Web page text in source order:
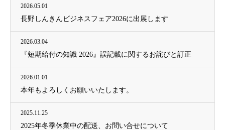
2026.05.01
長野しんきんビジネスフェア2026に出展します
2026.03.04
『短期給付の知識 2026』誤記載に関するお詫びと訂正
2026.01.01
本年もよろしくお願いいたします。
2025.11.25
2025年冬季休業中の配送、お問い合せについて